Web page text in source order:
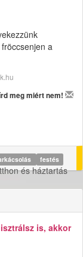
a
meg miért nem!
festés
és háztartás
is, akkor